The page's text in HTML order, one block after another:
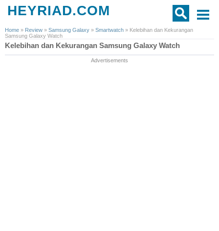
HEYRIAD.COM
Home » Review » Samsung Galaxy » Smartwatch » Kelebihan dan Kekurangan
Samsung Galaxy Watch
Kelebihan dan Kekurangan Samsung Galaxy Watch
Advertisements